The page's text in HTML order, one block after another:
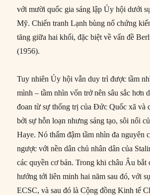
với mười quốc gia sáng lập Ủy hội dưới
Mỹ. Chiến tranh Lạnh bùng nổ chứng
tăng giữa hai khối, đặc biệt về vấn đề
(1956).
Tuy nhiên Ủy hội vẫn duy trì được tầm
mình – tầm nhìn vốn trở nên sâu sắc hơn
đoan từ sự thống trị của Đức Quốc xã và
bởi sự hỗn loạn nhưng sáng tạo, sôi nổi
Haye. Nó thấm đậm tầm nhìn đa nguyên
ngược với nền dân chủ nhân dân của
các quyền cơ bản. Trong khi châu Âu bắt
hướng tới liên minh hai năm sau đó, với
ECSC, và sau đó là Cộng đồng Kinh tế